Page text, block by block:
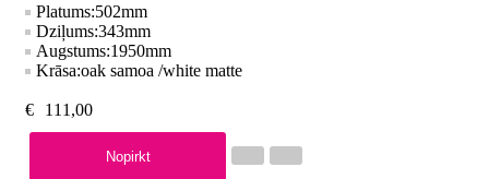
Platums:502mm
Dziļums:343mm
Augstums:1950mm
Krāsa:oak samoa /white matte
€ 111,00
Nopirkt